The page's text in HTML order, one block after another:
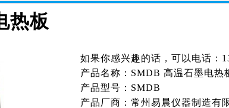
热板
如果你感兴趣的话，可以电话：
产品名称：SMDB 高温石墨电热
产品型号：SMDB
产品厂商：常州易晨仪器制造有